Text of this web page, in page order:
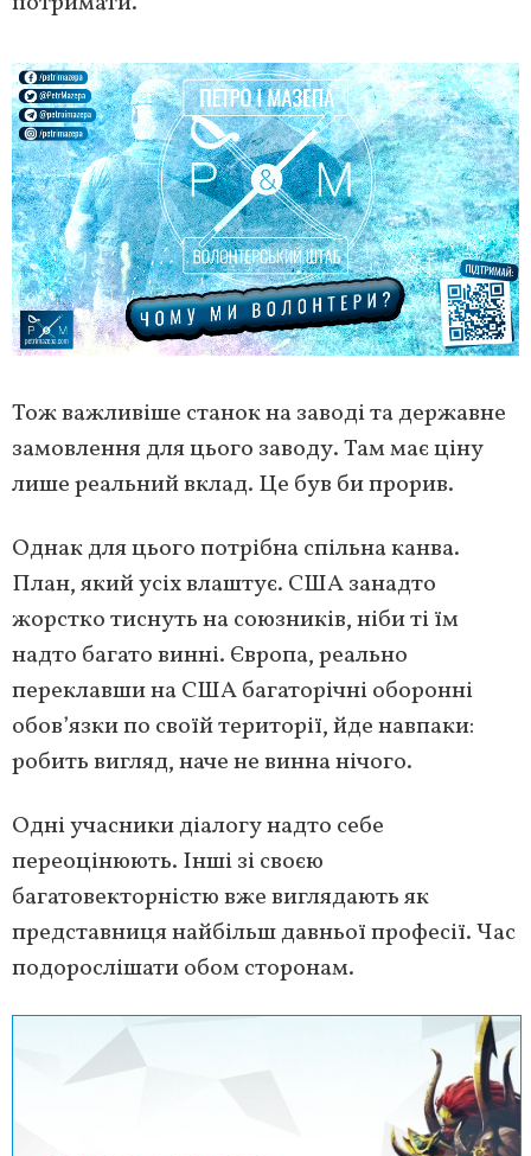
Тож важливіше станок на заводі та державне
замовлення для цього заводу. Там має ціну
лише реальний вклад. Це був би прорив.
Однак для цього потрібна спільна канва.
План, який усіх влаштує. США занадто
жорстко тиснуть на союзників, ніби ті їм
надто багато винні. Європа, реально
переклавши на США багаторічні оборонні
обов’язки по своїй території, йде навпаки:
робить вигляд, наче не винна нічого.
Одні учасники діалогу надто себе
переоцінюють. Інші зі своєю
багатовекторністю вже виглядають як
представниця найбільш давньої професії. Час
подорослішати обом сторонам.